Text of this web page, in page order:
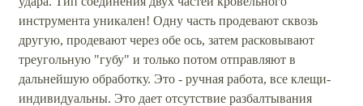
инструмента уникален! Одну часть продевают сквозь
другую, продевают через обе ось, затем расковывают
треугольную "губу" и только потом отправляют в
дальнейшую обработку. Это - ручная работа, все клещи-
индивидуальны. Это дает отсутствие разбалтывания